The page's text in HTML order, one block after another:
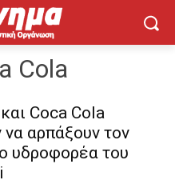
Cola
Coca Cola
να αρπάξουν τον
υδροφορέα του